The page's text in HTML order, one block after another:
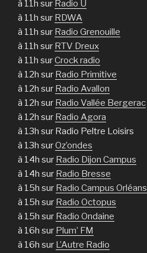
à 11h sur Radio U
à 11h sur RDWA
à 11h sur Radio Grenouille
à 11h sur RTV Dreux
à 11h surCrock radio
à 12h sur Radio Primitive
à 12h sur Radio Avallon
à 12h sur Radio Vallée Bergerac
à 12h sur Radio Agora
à 13h sur Radio Peltre Loisirs
à 13h surOz’ondes
à 14h sur Radio Dijon Campus
à 14h sur Radio Bresse
à 15h sur Radio Campus Orléans
à 15h sur Radio Octopus
à 15h sur Radio Ondaine
à 16h sur Plum’ FM
à 16h sur L’Autre Radio